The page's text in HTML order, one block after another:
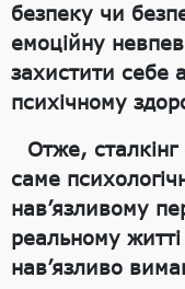
безпеку чи
емоційну
захистити себе
психічному
Отже,
саме
нав’язливому
реальному
нав’язливо